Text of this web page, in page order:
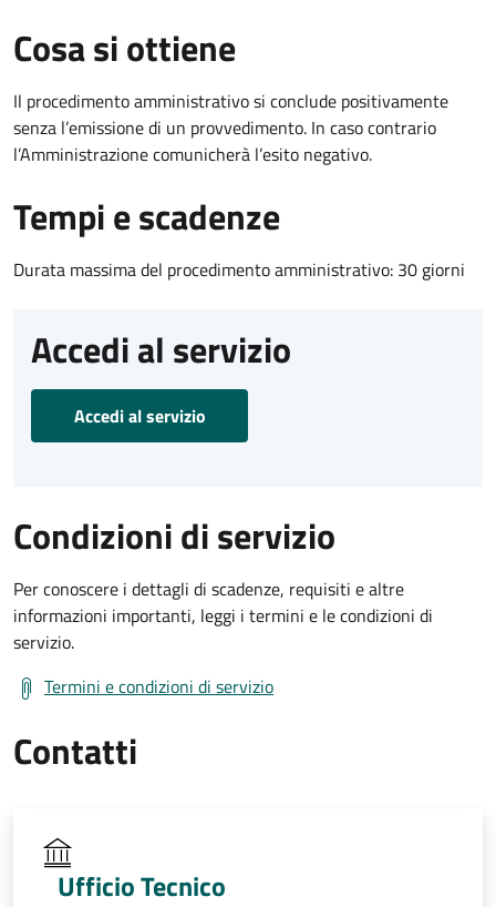
Cosa si ottiene
Il procedimento amministrativo si conclude positivamente
senza l’emissione di un provvedimento. In caso contrario
l’Amministrazione comunicherà l’esito negativo.
Tempi e scadenze
Durata massima del procedimento amministrativo: 30 giorni
Accedi al servizio
Accedi al servizio
Condizioni di servizio
Per conoscere i dettagli di scadenze, requisiti e altre
informazioni importanti, leggi i termini e le condizioni di
servizio.
Termini e condizioni di servizio
Contatti
Ufficio Tecnico